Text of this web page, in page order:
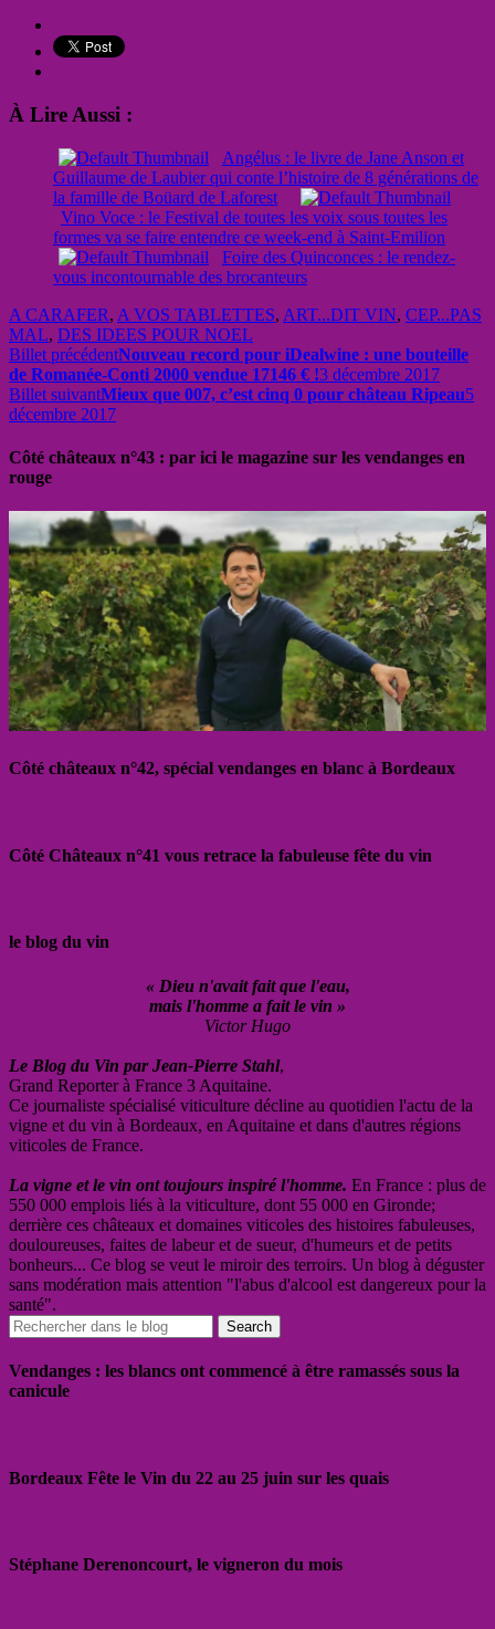
À Lire Aussi :
Angélus : le livre de Jane Anson et
Guillaume de Laubier qui conte l’histoire de 8 générations de
la famille de Boüard de Laforest
Vino Voce : le Festival de toutes les voix sous toutes les
formes va se faire entendre ce week-end à Saint-Emilion
Foire des Quinconces : le rendez-
vous incontournable des brocanteurs
A CARAFER, A VOS TABLETTES, ART...DIT VIN, CEP...PAS
MAL, DES IDEES POUR NOEL
Billet précédentNouveau record pour iDealwine : une bouteille
de Romanée-Conti 2000 vendue 17146 € !3 décembre 2017
Billet suivantMieux que 007, c’est cinq 0 pour château Ripeau5
décembre 2017
Côté châteaux n°43 : par ici le magazine sur les vendanges en
rouge
Côté châteaux n°42, spécial vendanges en blanc à Bordeaux
Côté Châteaux n°41 vous retrace la fabuleuse fête du vin
le blog du vin
« Dieu n'avait fait que l'eau,
mais l'homme a fait le vin »
Victor Hugo
Le Blog du Vin par Jean-Pierre Stahl,
Grand Reporter à France 3 Aquitaine.
Ce journaliste spécialisé viticulture décline au quotidien l'actu de la
vigne et du vin à Bordeaux, en Aquitaine et dans d'autres régions
viticoles de France.
La vigne et le vin ont toujours inspiré l'homme. En France : plus de
550 000 emplois liés à la viticulture, dont 55 000 en Gironde;
derrière ces châteaux et domaines viticoles des histoires fabuleuses,
douloureuses, faites de labeur et de sueur, d'humeurs et de petits
bonheurs... Ce blog se veut le miroir des terroirs. Un blog à déguster
sans modération mais attention "l'abus d'alcool est dangereux pour la
santé".
Vendanges : les blancs ont commencé à être ramassés sous la
canicule
Bordeaux Fête le Vin du 22 au 25 juin sur les quais
Stéphane Derenoncourt, le vigneron du mois